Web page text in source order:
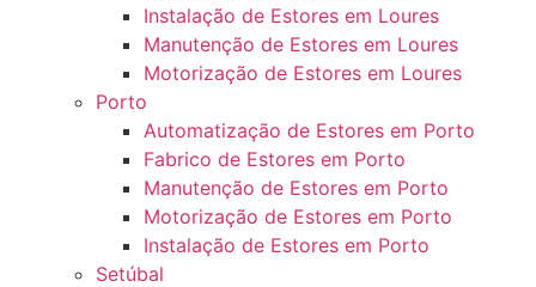
Instalação de Estores em Loures
Manutenção de Estores em Loures
Motorização de Estores em Loures
Porto
Automatização de Estores em Porto
Fabrico de Estores em Porto
Manutenção de Estores em Porto
Motorização de Estores em Porto
Instalação de Estores em Porto
Setúbal